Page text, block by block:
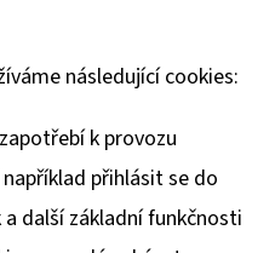
následující cookies:
k provozu
přihlásit se do
další základní funkčnosti